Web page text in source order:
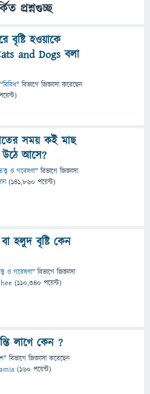
প্রশ্নগুচ্ছ
বৃষ্টি হওয়াকে
and Dogs বলা
"বিবিধ" বিভাগে জিজ্ঞাসাকরেছেন
সময় কই মাছ
উঠে আসে?
ও গবেষণা" বিভাগে জিজ্ঞাসা
(141,860 পয়েন্ট)
হলুদ বৃষ্টি কেন
ও গবেষণা" বিভাগে জিজ্ঞাসা
(110,340 পয়েন্ট)
লাগে কেন ?
" বিভাগে জিজ্ঞাসাকরেছেন
(160 পয়েন্ট)